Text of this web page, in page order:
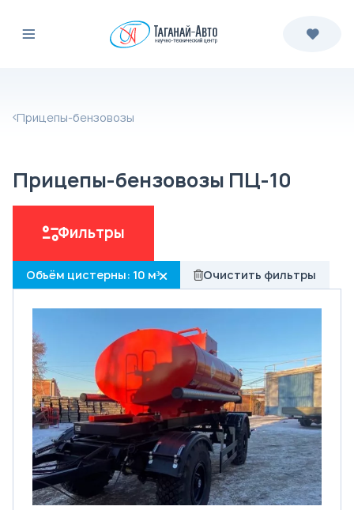
Прицепы-бензовозы
Прицепы-бензовозы ПЦ-10
Фильтры
Объём цистерны: 10 м³ Очистить фильтры